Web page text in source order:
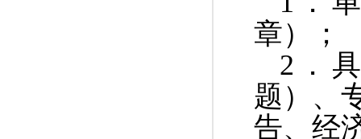
章）；
2 ．
题）、
告、经